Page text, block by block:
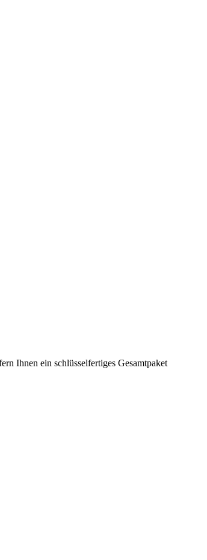
Ihnen ein schlüsselfertiges Gesamtpaket